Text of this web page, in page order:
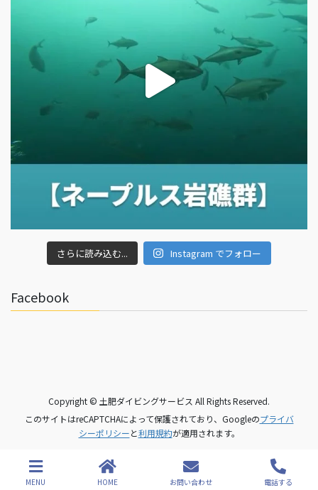
さらに読み込む... Instagram でフォロー
Facebook
Copyright © 土肥ダイビングサービス All Rights Reserved.
このサイトはreCAPTCHAによって保護されており、Googleのプライバ
シーポリシーと利用規約が適用されます。
MENU HOME お問い合わせ 電話する